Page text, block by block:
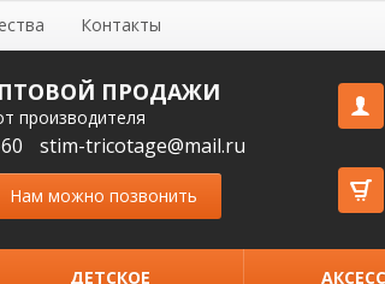
Контакты
ПРОДАЖИ
производителя
stim-tricotage@mail.ru
Нам можно позвонить
ДЕТСКОЕ